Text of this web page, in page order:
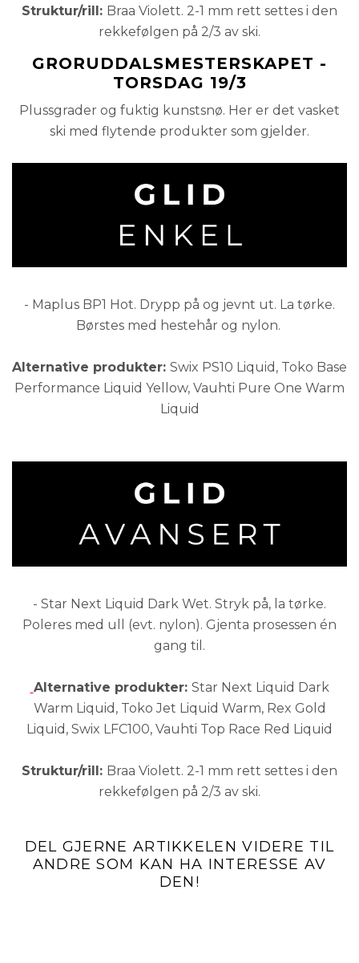
Struktur/rill: Braa Violett. 2-1 mm rett settes i den
rekkefølgen på 2/3 av ski.
GRORUDDALSMESTERSKAPET -
TORSDAG 19/3
Plussgrader og fuktig kunstsnø. Her er det vasket
ski med flytende produkter som gjelder.
- Maplus BP1 Hot. Drypp på og jevnt ut. La tørke.
Børstes med hestehår og nylon.
Alternative produkter: Swix PS10 Liquid, Toko Base
Performance Liquid Yellow, Vauhti Pure One Warm
Liquid
- Star Next Liquid Dark Wet. Stryk på, la tørke.
Poleres med ull (evt. nylon). Gjenta prosessen én
gang til.
Alternative produkter: Star Next Liquid Dark
Warm Liquid, Toko Jet Liquid Warm, Rex Gold
Liquid, Swix LFC100, Vauhti Top Race Red Liquid
Struktur/rill: Braa Violett. 2-1 mm rett settes i den
rekkefølgen på 2/3 av ski.
DEL GJERNE ARTIKKELEN VIDERE TIL
ANDRE SOM KAN HA INTERESSE AV
DEN!